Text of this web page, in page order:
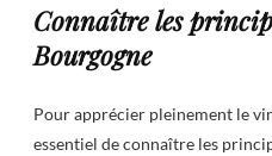
Connaître les
Bourgogne
Pour apprécier pleinement le
essentiel de connaître les